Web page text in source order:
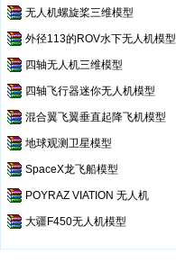
SERVO.SLDASM
shaft.SLDPRT
Base.SLDPRT
Connection Long test.SLDPRT
Connection Short.SLDPRT
hs-422_sws.SLDPRT
Index Rod.SLDPRT
Part1.SLDPRT
Pinkie Rod.SLDPRT
pls help.SLDPRT
无人机螺旋桨三维模型
外径113的ROV水下无人机模型
四轴无人机三维模型
四轴飞行器迷你无人机模型
混合翼飞翼垂直起降飞机模型
地球观测卫星模型
SpaceX龙飞船模型
POYRAZ VIATION 无人机
大疆F450无人机模型